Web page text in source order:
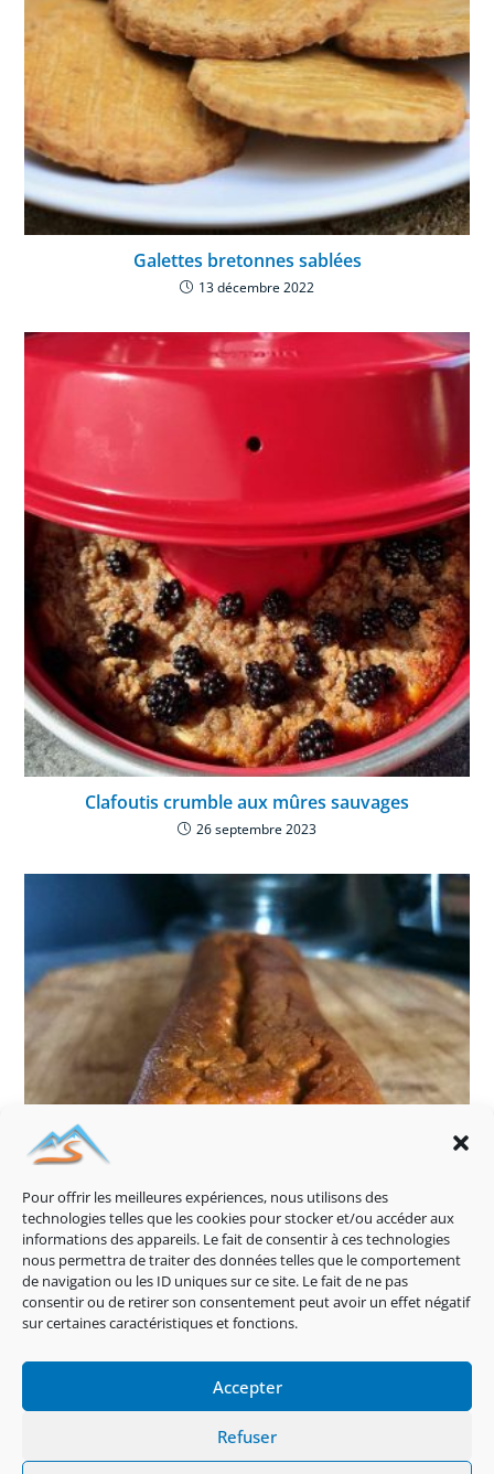
Pour offrir les meilleures expériences, nous utilisons des
technologies telles que les cookies pour stocker et/ou accéder aux
informations des appareils. Le fait de consentir à ces technologies
nous permettra de traiter des données telles que le comportement
de navigation ou les ID uniques sur ce site. Le fait de ne pas
consentir ou de retirer son consentement peut avoir un effet négatif
sur certaines caractéristiques et fonctions.
Accepter
Refuser
Galettes bretonnes sablées
13 décembre 2022
Clafoutis crumble aux mûres sauvages
26 septembre 2023
Politique De Confidentialité
Mentions Légales